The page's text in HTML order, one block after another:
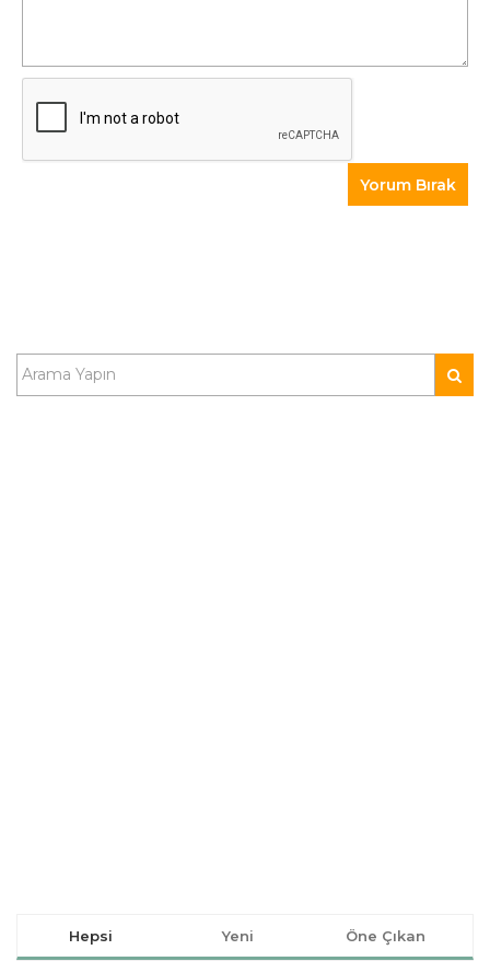
Hepsi Yeni Öne Çıkan